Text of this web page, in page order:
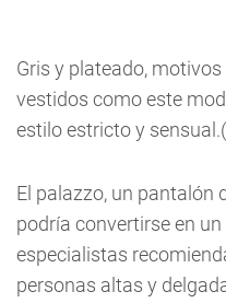
Gris y plateado,
vestidos como este
estilo estricto y
El palazzo, un pantalón
podría convertirse en
especialistas
personas altas y